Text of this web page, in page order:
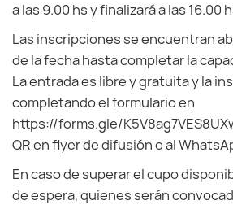
a las 9.00 hs y finalizará a las 16.00
Las inscripciones se encuentran
de la fecha hasta completar la
La entrada es libre y gratuita y la
completando el formulario en
https://forms.gle/
QR en flyer de difusión o al
En caso de superar el cupo
de espera, quienes serán